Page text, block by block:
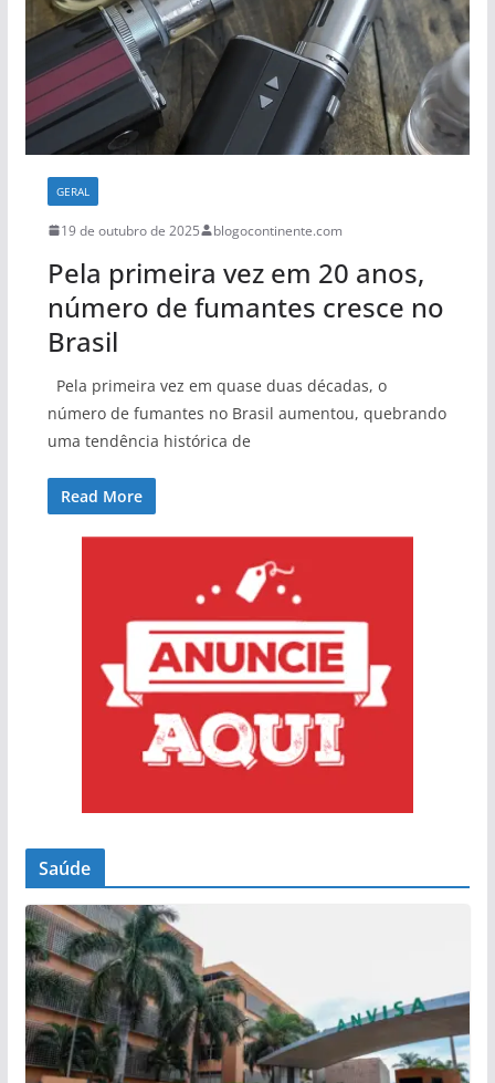
GERAL
19 de outubro de 2025 blogocontinente.com
Pela primeira vez em 20 anos,
número de fumantes cresce no
Brasil
Pela primeira vez em quase duas décadas, o
número de fumantes no Brasil aumentou, quebrando
uma tendência histórica de
Read More
Saúde